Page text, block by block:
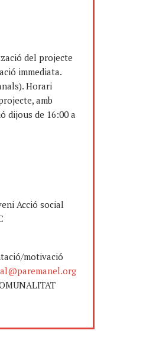
del projecte
immediata.
Horari
amb
dijous de 16:00 a
Acció social
motivació